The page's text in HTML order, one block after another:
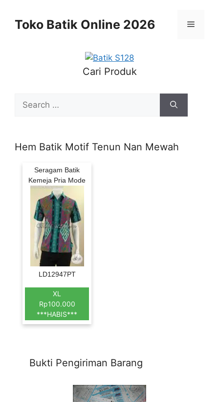
contentToko Batik Online 2026 Menu
Cari Produk
for:
Hem Batik Motif Tenun Nan Mewah
Seragam Batik
Kemeja Pria Mode
LD12947PT
XL
Rp100.000
***HABIS***
Bukti Pengiriman Barang